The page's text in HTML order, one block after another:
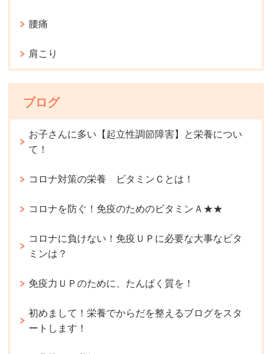
腰痛
肩こり
ブログ
お子さんに多い【起立性調節障害】と栄養につい
て！
コロナ対策の栄養 ビタミンＣとは！
コロナを防ぐ！免疫のためのビタミンＡ★★
コロナに負けない！免疫ＵＰに必要な大事なビタ
ミンは？
免疫力ＵＰのために、たんぱく質を！
初めまして！栄養でからだを整えるブログをスタ
ートします！